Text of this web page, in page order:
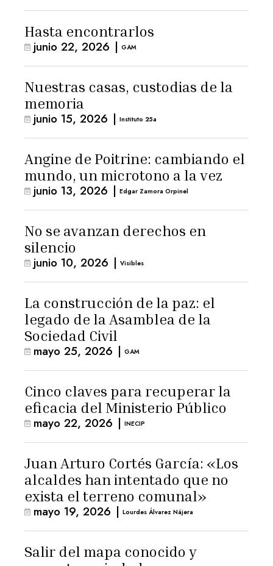
Hasta encontrarlos
junio 22, 2026 | GAM
Nuestras casas, custodias de la
memoria
junio 15, 2026 | Instituto 25a
Angine de Poitrine: cambiando el
mundo, un microtono a la vez
junio 13, 2026 | Edgar Zamora Orpinel
No se avanzan derechos en
silencio
junio 10, 2026 | Visibles
La construcción de la paz: el
legado de la Asamblea de la
Sociedad Civil
mayo 25, 2026 | GAM
Cinco claves para recuperar la
eficacia del Ministerio Público
mayo 22, 2026 | INECIP
Juan Arturo Cortés García: «Los
alcaldes han intentado que no
exista el terreno comunal»
mayo 19, 2026 | Lourdes Álvarez Nájera
Salir del mapa conocido y